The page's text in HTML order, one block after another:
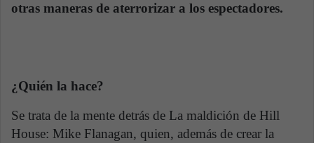
otras maneras de aterrorizar a los espectadores.
¿Quién la hace?
Se trata de la mente detrás de La maldición de Hill
House: Mike Flanagan, quien, además de crear la